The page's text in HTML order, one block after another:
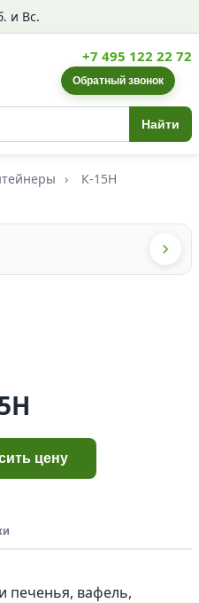
и Вс.
Найти
+7 495 122 22 72
Обратный звонок
› К-15Н
цену
печенья, вафель,